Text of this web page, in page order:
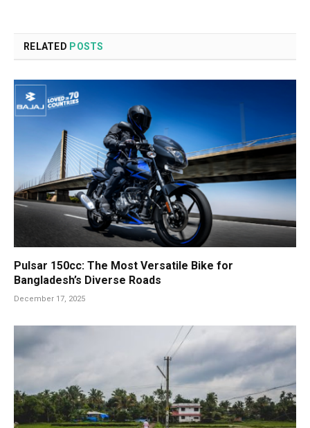
RELATED POSTS
Pulsar 150cc: The Most Versatile Bike for
Bangladesh’s Diverse Roads
December 17, 2025